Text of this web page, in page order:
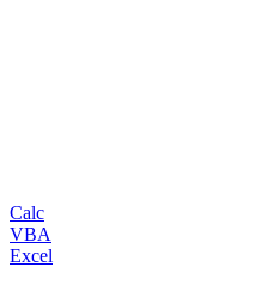
Calc
VBA
Excel